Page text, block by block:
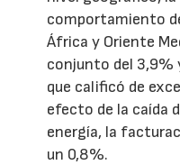
comportamiento
África y Oriente
conjunto del 3,9%
que calificó de
efecto de la caída
energía, la
un 0,8%.